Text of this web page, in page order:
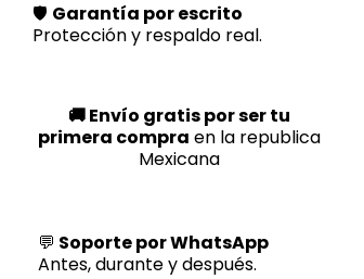
🛡️ Garantía por escrito
Protección y respaldo real.
🚚 Envío gratis por ser tu
primera compra en la republica
Mexicana
💬 Soporte por WhatsApp
Antes, durante y después.